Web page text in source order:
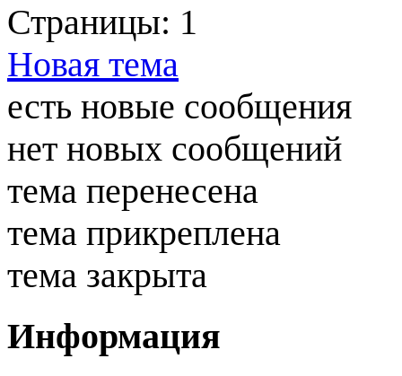
Страницы: 1
Новая тема
есть новые сообщения
нет новых сообщений
тема перенесена
тема прикреплена
тема закрыта
Информация